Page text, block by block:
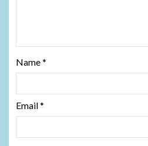
Name*
Email*